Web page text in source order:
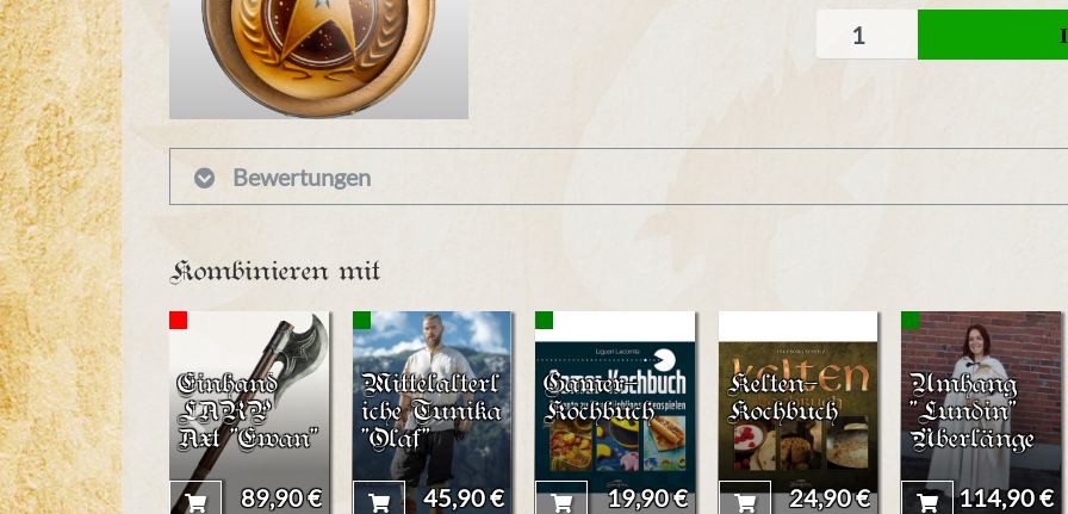
Bewertungen
Kombinieren mit
Einhand
LARP
Axt "Ewan"
89,90 €
Mittelalterl
iche Tunika
"Olaf"
45,90 €
Gamer-
Kochbuch
19,90 €
Kelten-
Kochbuch
24,90 €
Umhang
"Lundin"
Überlänge
114,90 €